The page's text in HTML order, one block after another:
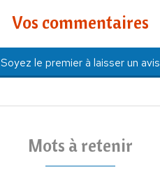
Vos commentaires
Soyez le premier à laisser un avis
Mots à retenir